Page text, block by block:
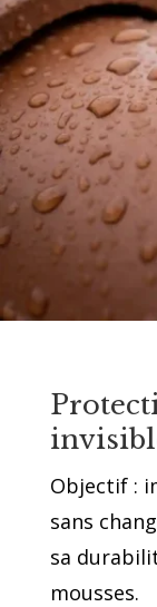
Objectif :
sans
sa
mousses.